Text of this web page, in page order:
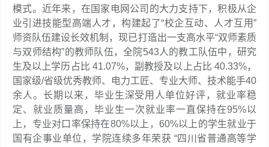
模式。近年来，在国家电网公司的大力支持下，积极从企
业引进技能型高端人才，构建起了“校企互动、人才互用”
师资队伍建设长效机制，现已打造出一支高水平“双师素质
与双师结构”的教师队伍，全院543人的教工队伍中，研究
生及以上学历占比 41.07%，副教授及以上占比 40.33%，
国家级/省级优秀教师、电力工匠、专业大师、技术能手40
余人。长期以来，毕业生深受用人单位好评，就业率稳
定、就业质量高，毕业生一次就业率一直保持在95%以
上，专业对口率保持在80%以上，60%以上的学生就业于
国有企事业单位，学院连续多年荣获 “四川省普通高等学